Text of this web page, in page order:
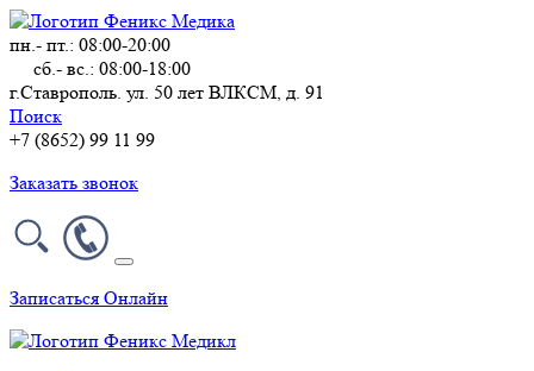
пн.- пт.: 08:00-20:00
сб.- вс.: 08:00-18:00
г.Ставрополь. ул. 50 лет ВЛКСМ, д. 91
Поиск
+7 (8652) 99 11 99
Заказать звонок
Записаться Онлайн